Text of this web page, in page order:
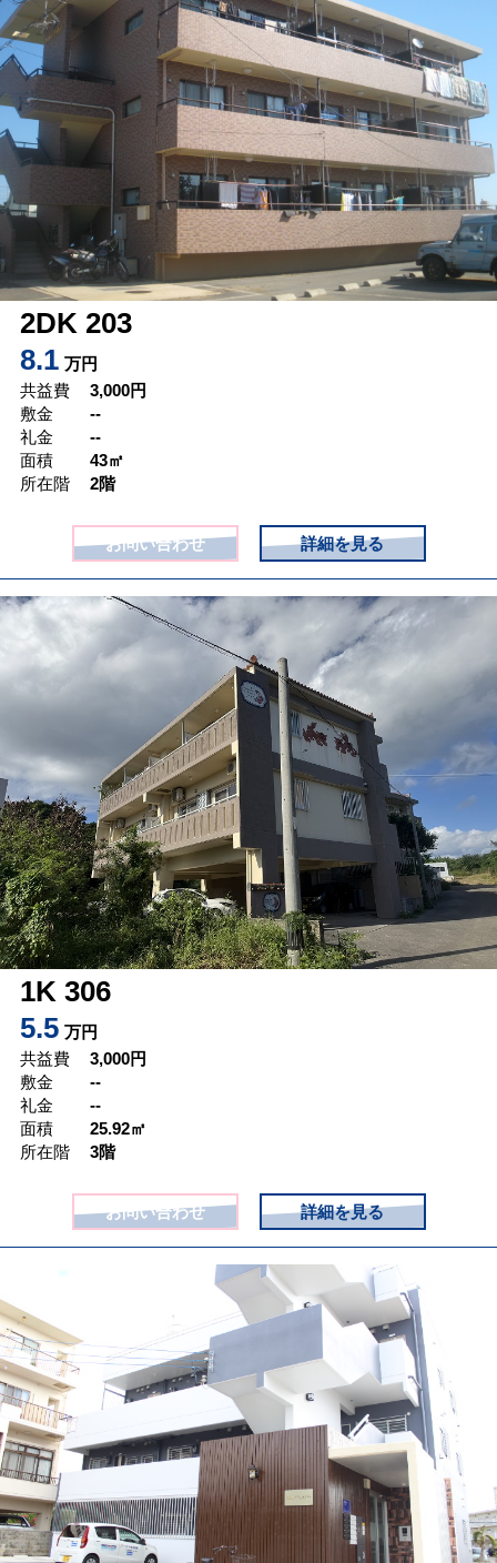
2DK 203
8.1 万円
共益費
3,000円
敷金
--
礼金
--
面積
43㎡
所在階
2階
お問い合わせ 詳細を見る
1K 306
5.5 万円
共益費
3,000円
敷金
--
礼金
--
面積
25.92㎡
所在階
3階
お問い合わせ 詳細を見る